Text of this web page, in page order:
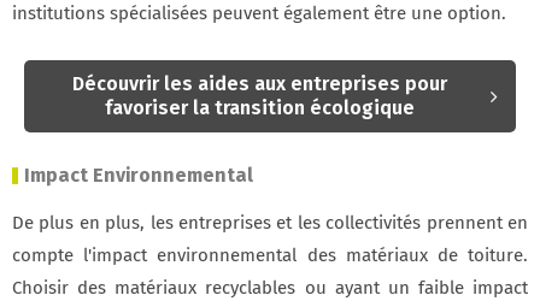
institutions spécialisées peuvent également être une option.
Découvrir les aides aux entreprises pour
favoriser la transition écologique
Impact Environnemental
De plus en plus, les entreprises et les collectivités prennent en
compte l'impact environnemental des matériaux de toiture.
Choisir des matériaux recyclables ou ayant un faible impact